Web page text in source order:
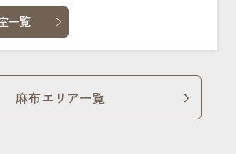
一覧
麻布エリア一覧